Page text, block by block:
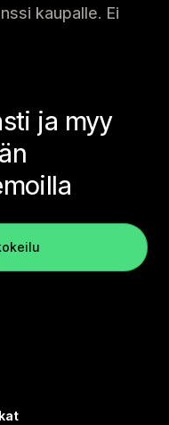
kaupalle. Ei
ja myy